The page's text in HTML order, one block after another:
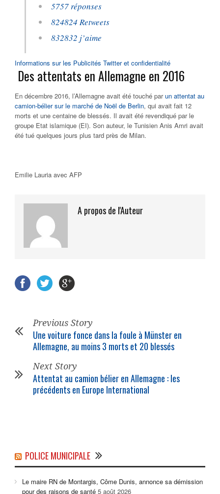
5757 réponses
824824 Retweets
832832 j’aime
Informations sur les Publicités Twitter et confidentialité
Des attentats en Allemagne en 2016
En décembre 2016, l’Allemagne avait été touché parun attentat au
camion-bélier sur le marché de Noël de Berlin, qui avait fait 12
morts et une centaine de blessés. Il avait été revendiqué par le
groupe Etat islamique (EI). Son auteur, le Tunisien Anis Amri avait
été tué quelques jours plus tard près de Milan.
Emilie Lauria avec AFP
A propos de l'Auteur
Previous Story
Une voiture fonce dans la foule à Münster en
Allemagne, au moins 3 morts et 20 blessés
Next Story
Attentat au camion bélier en Allemagne : les
précédents en Europe International
POLICE MUNICIPALE
Le maire RN de Montargis, Côme Dunis, annonce sa démission
pour des raisons de santé 5 août 2026